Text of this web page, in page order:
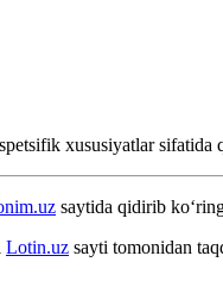
xususiyatlar sifatida
saytida qidirib
Lotin.uz sayti tomonidan